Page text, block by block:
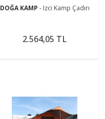
DOĞA KAMP - Izci Kamp Çadırı
2.564,05 TL